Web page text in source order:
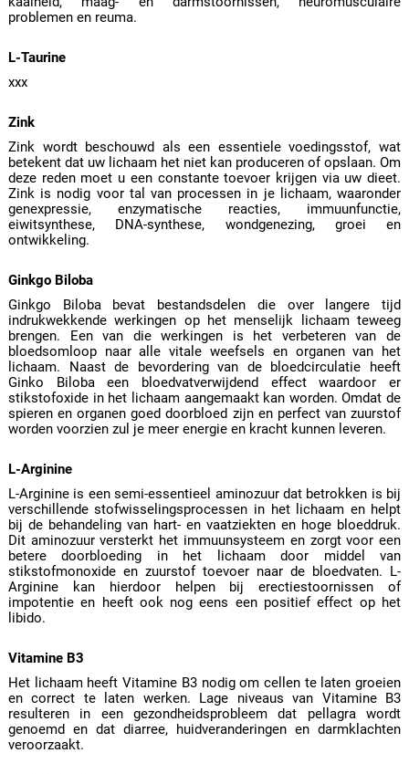
problemen en reuma.
L-Taurine
xxx
Zink
Zink wordt beschouwd als een essentiele voedingsstof, wat
betekent dat uw lichaam het niet kan produceren of opslaan. Om
deze reden moet u een constante toevoer krijgen via uw dieet.
Zink is nodig voor tal van processen in je lichaam, waaronder
genexpressie, enzymatische reacties, immuunfunctie,
eiwitsynthese, DNA-synthese, wondgenezing, groei en
ontwikkeling.
Ginkgo Biloba
Ginkgo Biloba bevat bestandsdelen die over langere tijd
indrukwekkende werkingen op het menselijk lichaam teweeg
brengen. Een van die werkingen is het verbeteren van de
bloedsomloop naar alle vitale weefsels en organen van het
lichaam. Naast de bevordering van de bloedcirculatie heeft
Ginko Biloba een bloedvatverwijdend effect waardoor er
stikstofoxide in het lichaam aangemaakt kan worden. Omdat de
spieren en organen goed doorbloed zijn en perfect van zuurstof
worden voorzien zul je meer energie en kracht kunnen leveren.
L-Arginine
L-Arginine is een semi-essentieel aminozuur dat betrokken is bij
verschillende stofwisselingsprocessen in het lichaam en helpt
bij de behandeling van hart- en vaatziekten en hoge bloeddruk.
Dit aminozuur versterkt het immuunsysteem en zorgt voor een
betere doorbloeding in het lichaam door middel van
stikstofmonoxide en zuurstof toevoer naar de bloedvaten. L-
Arginine kan hierdoor helpen bij erectiestoornissen of
impotentie en heeft ook nog eens een positief effect op het
libido.
Vitamine B3
Het lichaam heeft Vitamine B3 nodig om cellen te laten groeien
en correct te laten werken. Lage niveaus van Vitamine B3
resulteren in een gezondheidsprobleem dat pellagra wordt
genoemd en dat diarree, huidveranderingen en darmklachten
veroorzaakt.